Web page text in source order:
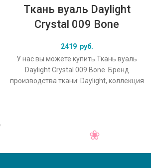
Ткань вуаль Daylight
Crystal 009 Bone
2419 руб.
У нас вы можете купить Ткань вуаль
Daylight Crystal 009 Bone. Бренд
производства ткани: Daylight, коллекция